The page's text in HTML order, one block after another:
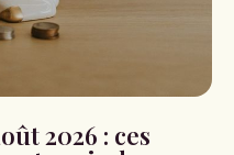
2026 : ces